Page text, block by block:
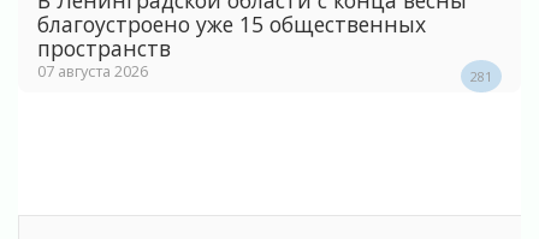
благоустроено уже 15 общественных
пространств
07 августа 2026 281